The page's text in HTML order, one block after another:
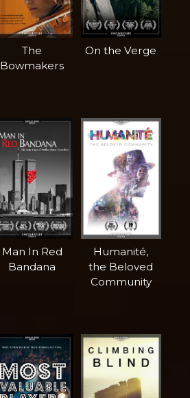
The
Bowmakers
On the Verge
Man In Red
Bandana
Humanité,
the Beloved
Community